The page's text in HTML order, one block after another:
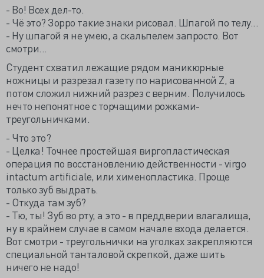
- Во! Всех дел-то.
- Чё это? Зорро такие знаки рисовал. Шпагой по телу...
- Ну шпагой я не умею, а скальпелем запросто. Вот
смотри...
Студент схватил лежащие рядом маникюрные
ножницы и разрезал газету по нарисованной Z, а
потом сложил нижний разрез с верним. Получилось
нечто непонятное с торчащими рожками-
треугольничками.
- Что это?
- Целка! Точнее простейшая виргопластическая
операция по восстановлению действенности - virgo
intactum artificiale, или хименопластика. Проще
только зуб выдрать.
- Откуда там зуб?
- Тю, ты! Зуб во рту, а это - в преддверии влагалища,
ну в крайнем случае в самом начале входа делается.
Вот смотри - треугольнички на уголках закрепляются
специальной танталовой скрепкой, даже шить
ничего не надо!